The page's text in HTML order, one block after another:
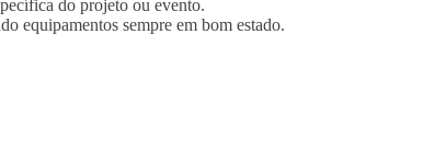
do projeto ou evento.
equipamentos sempre em bom estado.